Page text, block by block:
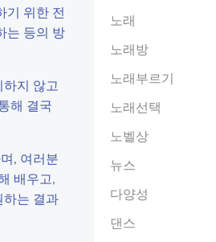
기 위한 전
는 등의 방
지 않고
해 결국
, 여러분
배우고,
하는 결과
노래
노래방
노래부르기
노래선택
노벨상
뉴스
다양성
댄스